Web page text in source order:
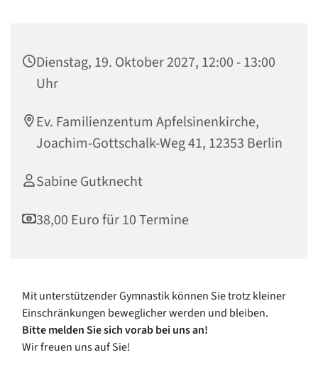
Dienstag, 19. Oktober 2027, 12:00 - 13:00
Uhr
Ev. Familienzentum Apfelsinenkirche,
Joachim-Gottschalk-Weg 41, 12353 Berlin
Sabine Gutknecht
38,00 Euro für 10 Termine
Mit unterstützender Gymnastik können Sie trotz kleiner
Einschränkungen beweglicher werden und bleiben.
Bitte melden Sie sich vorab bei uns an!
Wir freuen uns auf Sie!